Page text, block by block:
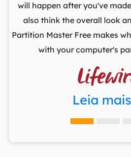
will happen after you've
also think the overall look
Partition Master Free makes
with your computer's
Leia mais